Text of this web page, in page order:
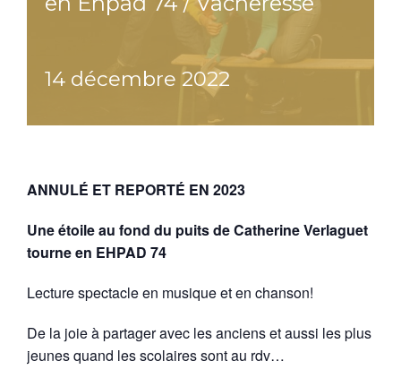
14 décembre 2022
ANNULÉ ET REPORTÉ EN 2023
Une étoile au fond du puits de Catherine Verlaguet
tourne en EHPAD 74
Lecture spectacle en musique et en chanson!
De la joie à partager avec les anciens et aussi les plus
jeunes quand les scolaires sont au rdv…